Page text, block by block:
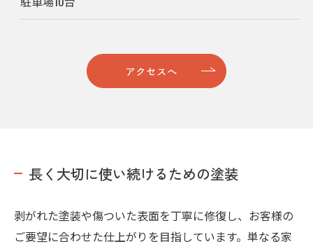
アクセスへ
長く大切に使い続けるための塗装
剥がれた塗装や傷ついた表面を丁寧に修復し、お客様の
ご要望に合わせた仕上がりを目指しています。単なる家